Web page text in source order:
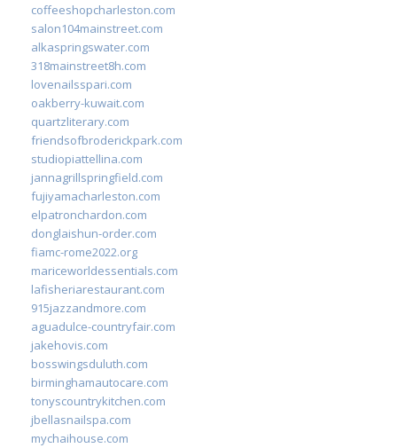
coffeeshopcharleston.com
salon104mainstreet.com
alkaspringswater.com
318mainstreet8h.com
lovenailsspari.com
oakberry-kuwait.com
quartzliterary.com
friendsofbroderickpark.com
studiopiattellina.com
jannagrillspringfield.com
fujiyamacharleston.com
elpatronchardon.com
donglaishun-order.com
fiamc-rome2022.org
mariceworldessentials.com
lafisheriarestaurant.com
915jazzandmore.com
aguadulce-countryfair.com
jakehovis.com
bosswingsduluth.com
birminghamautocare.com
tonyscountrykitchen.com
jbellasnailspa.com
mychaihouse.com